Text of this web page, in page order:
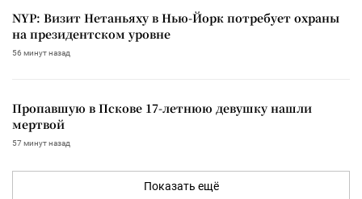
NYP: Визит Нетаньяху в Нью-Йорк потребует охраны
на президентском уровне
56 минут назад
Пропавшую в Пскове 17-летнюю девушку нашли
мертвой
57 минут назад
Показать ещё